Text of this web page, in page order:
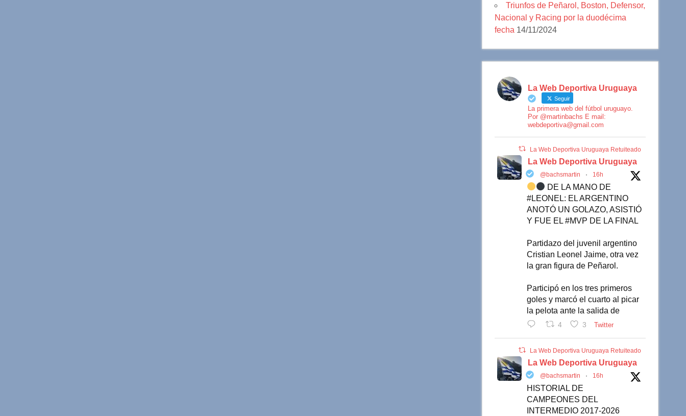
Triunfos de Peñarol, Boston, Defensor,
Nacional y Racing por la duodécima
fecha 14/11/2024
La Web Deportiva Uruguaya
Seguir
La primera web del fútbol uruguayo.
Por @martinbachs E mail:
webdeportiva@gmail.com
La Web Deportiva Uruguaya Retuiteado
La Web Deportiva Uruguaya
@bachsmartin · 16h
DE LA MANO DE
#LEONEL: EL ARGENTINO
ANOTÓ UN GOLAZO, ASISTIÓ
Y FUE EL #MVP DE LA FINAL
Partidazo del juvenil argentino
Cristian Leonel Jaime, otra vez
la gran figura de Peñarol.
Participó en los tres primeros
goles y marcó el cuarto al picar
la pelota ante la salida de
4 3 Twitter
La Web Deportiva Uruguaya Retuiteado
La Web Deportiva Uruguaya
@bachsmartin · 16h
HISTORIAL DE
CAMPEONES DEL
INTERMEDIO 2017-2026